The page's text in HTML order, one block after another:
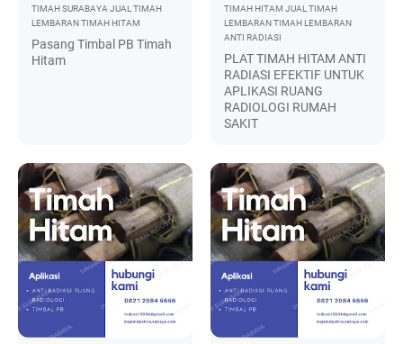
TIMAH SURABAYA JUAL TIMAH
LEMBARANTIMAH HITAM
Pasang Timbal PB Timah
Hitam
TIMAH HITAM JUAL TIMAH
LEMBARANTIMAH LEMBARAN
ANTI RADIASI
PLAT TIMAH HITAM ANTI
RADIASI EFEKTIF UNTUK
APLIKASI RUANG
RADIOLOGI RUMAH
SAKIT